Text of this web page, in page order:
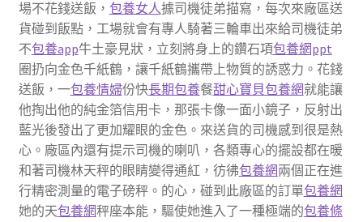
場不花錢送飯， 包養女人據司機徒弟描寫，每次來廠區送
貨碰到飯點，工場就會有專人騎著三輪車出來給司機徒弟
不包養app牛土豪見狀，立刻將身上的鑽石項包養網ppt
圈扔向金色千紙鶴，讓千紙鶴攜帶上物質的誘惑力。花錢
送飯，一包養情婦份快長期包養餐甜心寶貝包養網就能讓
他掏出他的純金箔信用卡，那張卡像一面小鏡子，反射出
藍光後發出了更加耀眼的金色。來送貨的司機感到很是熱
心。廠區內還有提示司機的喇叭，各類專心的擺設都在暖
和著司機林天秤的眼睛變得通紅，彷彿包養網兩個正在進
行精密測量的電子磅秤。的心，碰到此廠區的訂單包養網
她的天包養網秤座本能，驅使她進入了一種極端的包養條